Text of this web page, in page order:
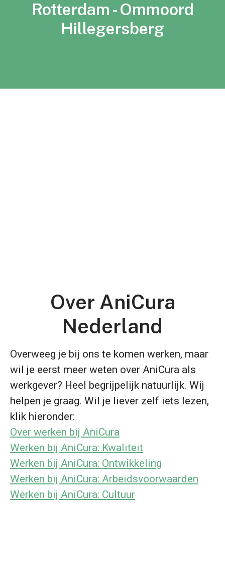
Rotterdam - Ommoord
Hillegersberg
Over AniCura
Nederland
Overweeg je bij ons te komen werken, maar
wil je eerst meer weten over AniCura als
werkgever? Heel begrijpelijk natuurlijk. Wij
helpen je graag. Wil je liever zelf iets lezen,
klik hieronder:
Over werken bij AniCura
Werken bij AniCura: Kwaliteit
Werken bij AniCura: Ontwikkeling
Werken bij AniCura: Arbeidsvoorwaarden
Werken bij AniCura: Cultuur